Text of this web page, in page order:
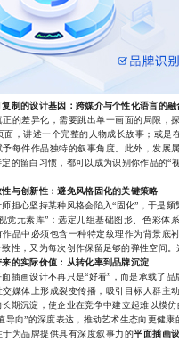
复制的设计基因：跨媒介与个性化语言的融
差异化，需要跳出单一画面的局限，
面，讲述一个完整的人物成长故事；或
予每件作品独特的叙事角度。此外，发
的留白习惯，都可以成为识别你作品的“
性与创新性：避免风格固化的关键策略
心坚持某种风格会陷入“固化”，于是频
觉元素库”：选定几组基础图形、色彩体
作品中必须包含一种特定纹理作为背景底
致性，又为每次创作保留足够的弹性空间
来的实际价值：从转化率到品牌沉淀
画设计不再只是“好看”，而是承载了品
交媒体上形成裂变传播，吸引目标人群主
期沉淀，使企业在竞争中建立起难以模
导向”的深度表达，推动艺术生态向更健康
为品牌提供具有深度叙事力的平面插画